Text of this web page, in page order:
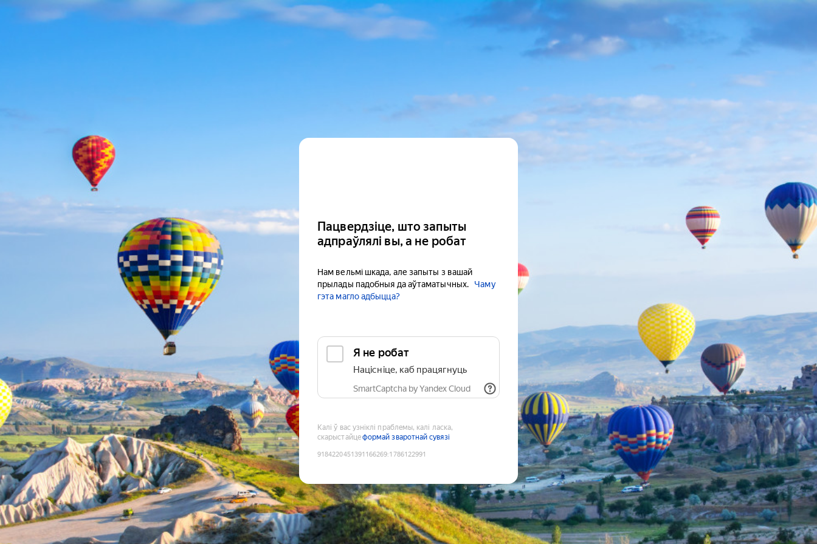
Пацвердзіце, што запыты
адпраўлялі вы, а не робат
Нам вельмі шкада, але запыты з вашай
прылады падобныя да аўтаматычных.
Чаму
гэта магло адбыцца?
Я не робат
Націсніце, каб працягнуць
SmartCaptcha by Yandex Cloud
Калі ў вас узніклі праблемы, калі ласка,
скарыстайцеформай зваротнай сувязі
9184220451391166269:1786122991